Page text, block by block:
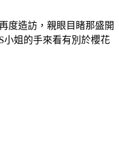
度造訪，親眼目睹那盛開
小姐的手來看有別於櫻花